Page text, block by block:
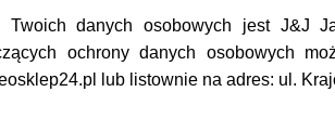
Twoich danych osobowych jest J&J
ochrony danych osobowych
lub listownie na adres: ul.